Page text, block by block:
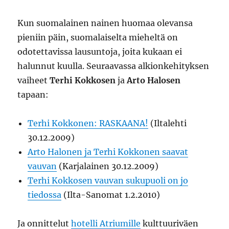
Kun suomalainen nainen huomaa olevansa
pieniin päin, suomalaiselta mieheltä on
odotettavissa lausuntoja, joita kukaan ei
halunnut kuulla. Seuraavassa alkionkehityksen
vaiheetTerhi Kokkosen jaArto Halosen
tapaan:
Terhi Kokkonen: RASKAANA! (Iltalehti
30.12.2009)
Arto Halonen ja Terhi Kokkonen saavat
vauvan (Karjalainen 30.12.2009)
Terhi Kokkosen vauvan sukupuoli on jo
tiedossa (Ilta-Sanomat 1.2.2010)
Ja onnitteluthotelli Atriumille kulttuuriväen